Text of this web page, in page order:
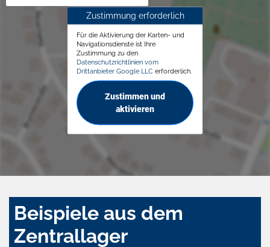
Zustimmung erforderlich
Für die Aktivierung der Karten- und
Navigationsdienste ist Ihre
Zustimmung zu den
Datenschutzrichtlinien vom
Drittanbieter Google LLC erforderlich.
Zustimmen und
aktivieren
Beispiele aus dem
Zentrallager